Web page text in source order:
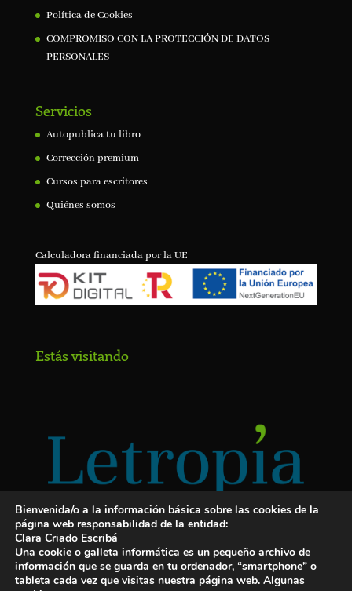
Política de Cookies
COMPROMISO CON LA PROTECCIÓN DE DATOS
PERSONALES
Servicios
Autopublica tu libro
Corrección premium
Cursos para escritores
Quiénes somos
Calculadora financiada por la UE
Estás visitando
Bienvenida/o a la información básica sobre las cookies de la
página web responsabilidad de la entidad:
Clara Criado Escribá
Una cookie o galleta informática es un pequeño archivo de
información que se guarda en tu ordenador, “smartphone” o
tableta cada vez que visitas nuestra página web. Algunas